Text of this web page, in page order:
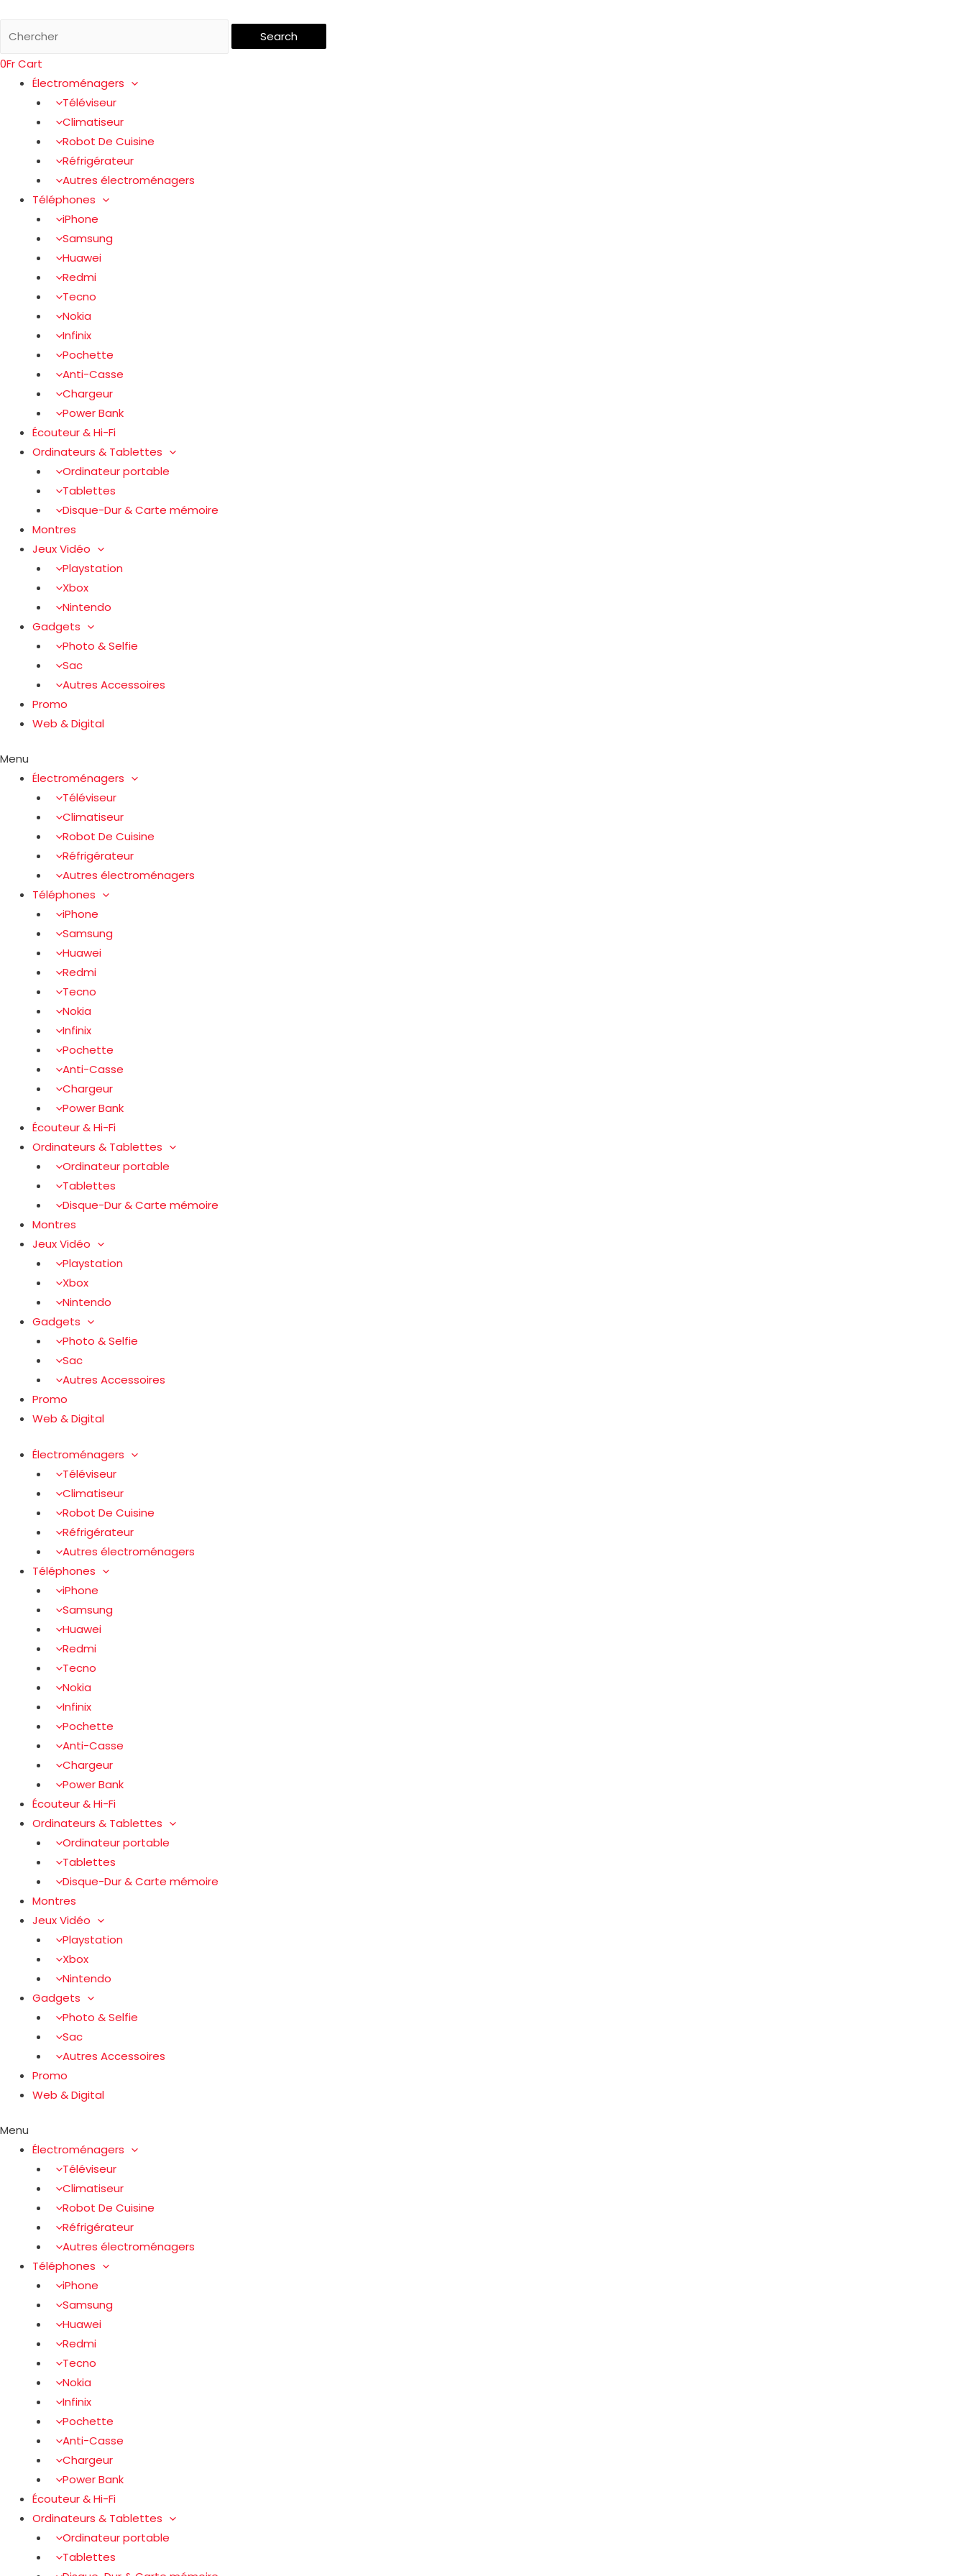
Search
0FrCart
Électroménagers
Téléviseur
Climatiseur
Robot De Cuisine
Réfrigérateur
Autres électroménagers
Téléphones
iPhone
Samsung
Huawei
Redmi
Tecno
Nokia
Infinix
Pochette
Anti-Casse
Chargeur
Power Bank
Écouteur & Hi-Fi
Ordinateurs & Tablettes
Ordinateur portable
Tablettes
Disque-Dur & Carte mémoire
Montres
Jeux Vidéo
Playstation
Xbox
Nintendo
Gadgets
Photo & Selfie
Sac
Autres Accessoires
Promo
Web & Digital
Menu
Électroménagers
Téléviseur
Climatiseur
Robot De Cuisine
Réfrigérateur
Autres électroménagers
Téléphones
iPhone
Samsung
Huawei
Redmi
Tecno
Nokia
Infinix
Pochette
Anti-Casse
Chargeur
Power Bank
Écouteur & Hi-Fi
Ordinateurs & Tablettes
Ordinateur portable
Tablettes
Disque-Dur & Carte mémoire
Montres
Jeux Vidéo
Playstation
Xbox
Nintendo
Gadgets
Photo & Selfie
Sac
Autres Accessoires
Promo
Web & Digital
Électroménagers
Téléviseur
Climatiseur
Robot De Cuisine
Réfrigérateur
Autres électroménagers
Téléphones
iPhone
Samsung
Huawei
Redmi
Tecno
Nokia
Infinix
Pochette
Anti-Casse
Chargeur
Power Bank
Écouteur & Hi-Fi
Ordinateurs & Tablettes
Ordinateur portable
Tablettes
Disque-Dur & Carte mémoire
Montres
Jeux Vidéo
Playstation
Xbox
Nintendo
Gadgets
Photo & Selfie
Sac
Autres Accessoires
Promo
Web & Digital
Menu
Électroménagers
Téléviseur
Climatiseur
Robot De Cuisine
Réfrigérateur
Autres électroménagers
Téléphones
iPhone
Samsung
Huawei
Redmi
Tecno
Nokia
Infinix
Pochette
Anti-Casse
Chargeur
Power Bank
Écouteur & Hi-Fi
Ordinateurs & Tablettes
Ordinateur portable
Tablettes